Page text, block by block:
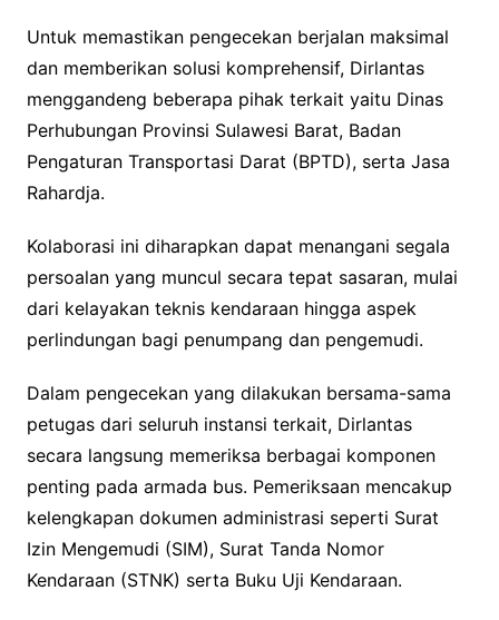
Untuk memastikan pengecekan berjalan maksimal
dan memberikan solusi komprehensif, Dirlantas
menggandeng beberapa pihak terkait yaitu Dinas
Perhubungan Provinsi Sulawesi Barat, Badan
Pengaturan Transportasi Darat (BPTD), serta Jasa
Rahardja.
Kolaborasi ini diharapkan dapat menangani segala
persoalan yang muncul secara tepat sasaran, mulai
dari kelayakan teknis kendaraan hingga aspek
perlindungan bagi penumpang dan pengemudi.
Dalam pengecekan yang dilakukan bersama-sama
petugas dari seluruh instansi terkait, Dirlantas
secara langsung memeriksa berbagai komponen
penting pada armada bus. Pemeriksaan mencakup
kelengkapan dokumen administrasi seperti Surat
Izin Mengemudi (SIM), Surat Tanda Nomor
Kendaraan (STNK) serta Buku Uji Kendaraan.